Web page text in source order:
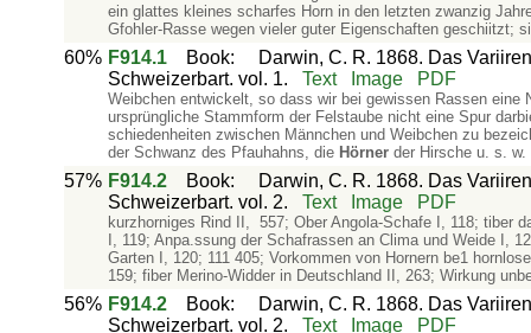
ein glattes kleines scharfes Horn in den letzten zwanzig
Gfohler-Rasse wegen vieler guter Eigenschaften geschiitzt;
60% F914.1 Book:
Darwin, C. R. 1868. Das
Schweizerbart. vol. 1.
Text Image PDF
Weibchen entwickelt, so dass wir bei gewissen Rassen
ursprüngliche Stammform der Felstaube nicht eine Spur
schiedenheiten zwischen Männchen und Weibchen zu
der Schwanz des Pfauhahns, die Hörnerder Hirsche u. s. w.
57% F914.2 Book:
Darwin, C. R. 1868. Das
Schweizerbart. vol. 2.
Text Image PDF
kurzhorniges Rind II, 557; Ober Angola-Schafe I, 118; tiber
I, 119; Anpa.ssung der Schafrassen an Clima und Weide I,
Garten I, 120; 111 405; Vorkommen von Hornern be1
159; fiber Merino-Widder in Deutschland II, 263; Wirkung
56% F914.2 Book:
Darwin, C. R. 1868. Das
Schweizerbart. vol. 2.
Text Image PDF